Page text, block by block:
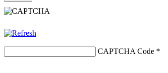
CAPTCHA Code *